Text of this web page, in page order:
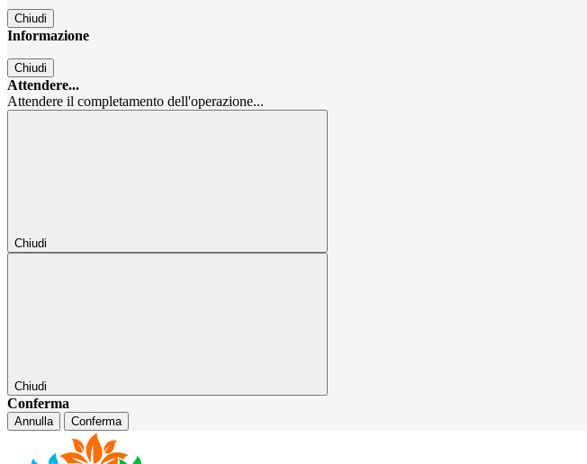
Chiudi
Informazione
Chiudi
Attendere...
Attendere il completamento dell'operazione...
Chiudi
Chiudi
Conferma
Annulla Conferma